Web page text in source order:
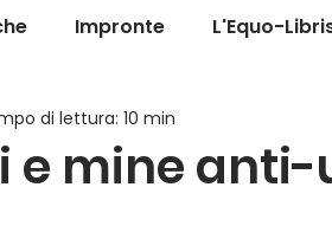
Impronte L'Equo-
I Viaggi della Tarta
mine anti-
di lettura: 10 min